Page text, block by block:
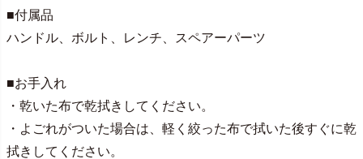
■付属品
ハンドル、ボルト、レンチ、スペアーパーツ
■お手入れ
・乾いた布で乾拭きしてください。
・よごれがついた場合は、軽く絞った布で拭いた後すぐに乾
拭きしてください。